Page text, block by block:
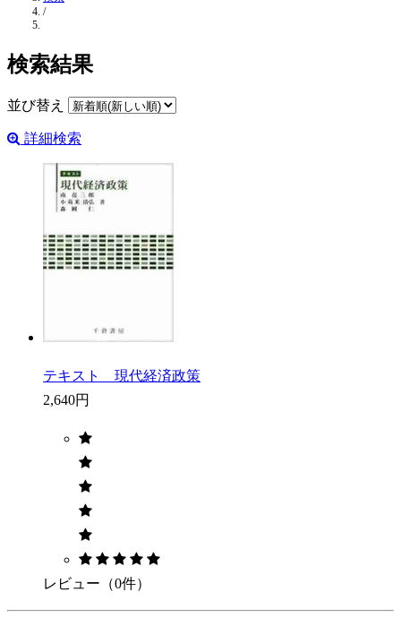
/
検索結果
並び替え
詳細検索
テキスト 現代経済政策
2,640円
レビュー（0件）